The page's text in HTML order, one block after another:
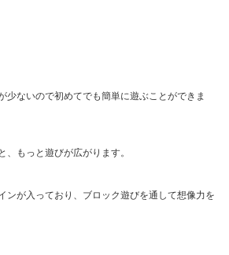
少ないので初めてでも簡単に遊ぶことができま
、もっと遊びが広がります。
ンが入っており、ブロック遊びを通して想像力を